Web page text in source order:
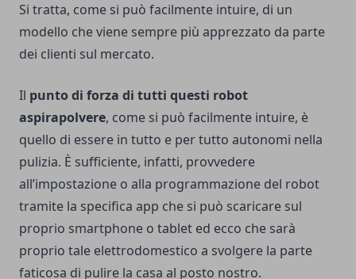
Si tratta, come si può facilmente intuire, di un
modello che viene sempre più apprezzato da parte
dei clienti sul mercato.
Il punto di forza di tutti questi robot
aspirapolvere, come si può facilmente intuire, è
quello di essere in tutto e per tutto autonomi nella
pulizia. È sufficiente, infatti, provvedere
all’impostazione o alla programmazione del robot
tramite la specifica app che si può scaricare sul
proprio smartphone o tablet ed ecco che sarà
proprio tale elettrodomestico a svolgere la parte
faticosa di pulire la casa al posto nostro.